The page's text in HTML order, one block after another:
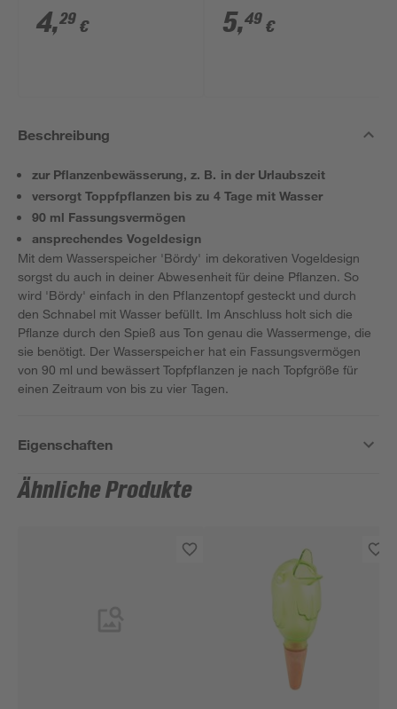
4,29 €
transparent
5,49 €
Beschreibung
zur Pflanzenbewässerung, z. B. in der Urlaubszeit
versorgt Toppfpflanzen bis zu 4 Tage mit Wasser
90 ml Fassungsvermögen
ansprechendes Vogeldesign
Mit dem Wasserspeicher 'Bördy' im dekorativen Vogeldesign
sorgst du auch in deiner Abwesenheit für deine Pflanzen. So
wird 'Bördy' einfach in den Pflanzentopf gesteckt und durch
den Schnabel mit Wasser befüllt. Im Anschluss holt sich die
Pflanze durch den Spieß aus Ton genau die Wassermenge, die
sie benötigt. Der Wasserspeicher hat ein Fassungsvermögen
von 90 ml und bewässert Topfpflanzen je nach Topfgröße für
einen Zeitraum von bis zu vier Tagen.
Eigenschaften
Ähnliche Produkte